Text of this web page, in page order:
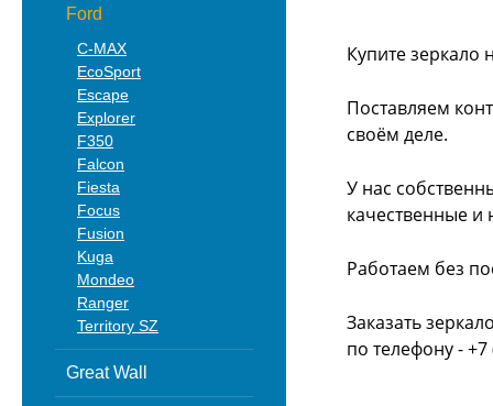
Ford
C-MAX
EcoSport
Escape
Explorer
F350
Falcon
Fiesta
Focus
Fusion
Kuga
Mondeo
Ranger
Territory SZ
Great Wall
Купите зеркало
Поставляем
своём деле.
У нас
качественные и
Работаем без
Заказать
по телефону -